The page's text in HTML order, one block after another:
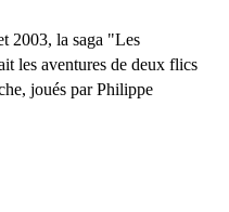
2003, la saga "Les
les aventures de deux flics
joués par Philippe